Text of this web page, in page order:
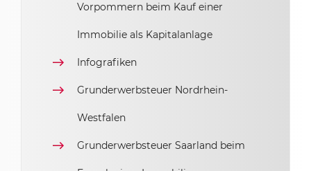
Vorpommern beim Kauf einer
Immobilie als Kapitalanlage
Infografiken
Grunderwerbsteuer Nordrhein-
Westfalen
Grunderwerbsteuer Saarland beim